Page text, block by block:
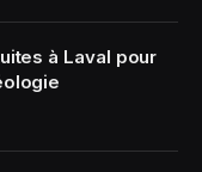
à Laval pour